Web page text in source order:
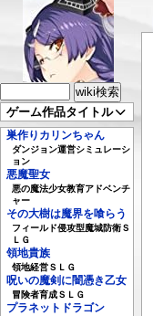
ゲーム作品タイトル
巣作りカリンちゃん
ダンジョン運営シミュレーシ
ョン
悪魔聖女
悪の魔法少女教育アドベンチ
ャー
その大樹は魔界を喰らう
フィールド侵攻型魔城防衛Ｓ
ＬＧ
領地貴族
領地経営ＳＬＧ
呪いの魔剣に闇憑き乙女
冒険者育成ＳＬＧ
プラネットドラゴン